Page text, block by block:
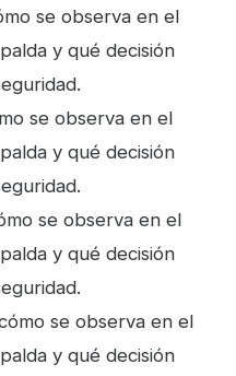
se observa en el
y qué decisión
se observa en el
y qué decisión
se observa en el
y qué decisión
se observa en el
y qué decisión